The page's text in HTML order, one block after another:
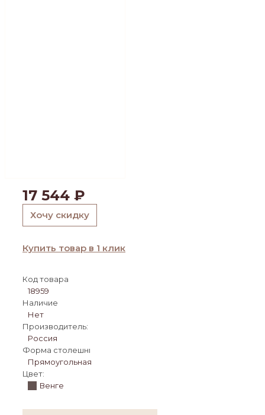
17 544 ₽
Хочу скидку
Купить товар в 1 клик
Код товара
18959
Наличие
Нет
Производитель:
Россия
Форма столешницы:
Прямоугольная
Цвет:
Венге